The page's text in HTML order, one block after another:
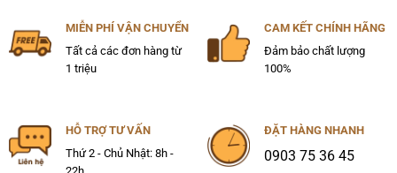
MIỄN PHÍ VẬN CHUYỂN
Tất cả các đơn hàng từ
1 triệu
CAM KẾT CHÍNH HÃNG
Đảm bảo chất lượng
100%
HỖ TRỢ TƯ VẤN
Thứ 2 - Chủ Nhật: 8h -
ĐẶT HÀNG NHANH
0903 75 36 45